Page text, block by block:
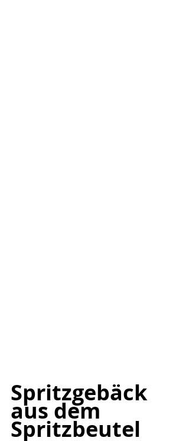
Spritzgebäck
aus dem
Spritzbeutel